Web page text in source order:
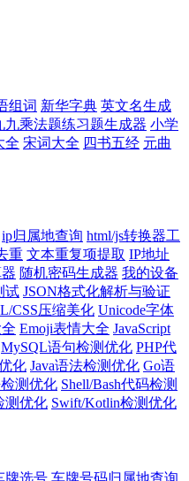
组词 新华字典 英文名生成
九乘法题练习题生成器 小学
全 宋词大全 四书五经 元曲
ip归属地查询 html/js转换器工
重 文本重复项提取 IP地址
随机密码生成器 我的设备
试 JSON格式化解析与验证
CSS压缩美化 Unicode字体
Emoji表情大全 JavaScript
MySQL语句检测优化 PHP代
化 Java语法检测优化 Go语
测优化 Shell/Bash代码检测
测优化 Swift/Kotlin检测优化
牌选号 车牌号码归属地查询